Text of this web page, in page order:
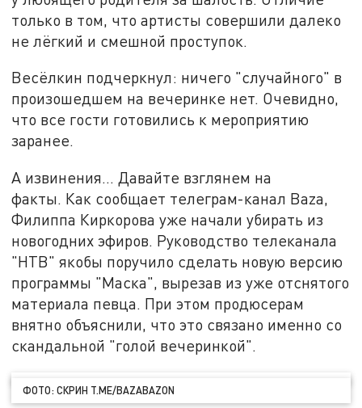
только в том, что артисты совершили далеко
не лёгкий и смешной проступок.
Весёлкин подчеркнул: ничего "случайного" в
произошедшем на вечеринке нет. Очевидно,
что все гости готовились к мероприятию
заранее.
А извинения... Давайте взглянем на
факты. Как сообщает телеграм-канал Baza,
Филиппа Киркорова уже начали убирать из
новогодних эфиров. Руководство телеканала
"НТВ" якобы поручило сделать новую версию
программы "Маска", вырезав из уже отснятого
материала певца. При этом продюсерам
внятно объяснили, что это связано именно со
скандальной "голой вечеринкой".
ФОТО: СКРИН T.ME/BAZABAZON